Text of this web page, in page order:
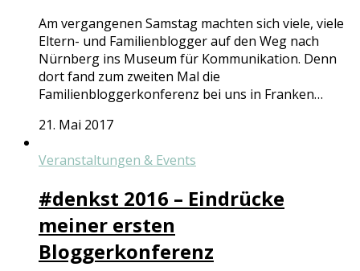
Am vergangenen Samstag machten sich viele, viele
Eltern- und Familienblogger auf den Weg nach
Nürnberg ins Museum für Kommunikation. Denn
dort fand zum zweiten Mal die
Familienbloggerkonferenz bei uns in Franken…
21. Mai 2017
Veranstaltungen & Events
#denkst 2016 – Eindrücke
meiner ersten
Bloggerkonferenz